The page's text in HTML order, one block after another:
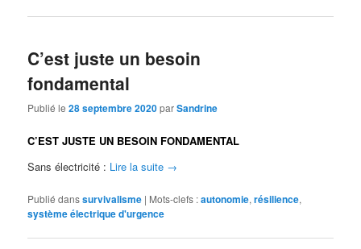
C’est juste un besoin
fondamental
Publié le28 septembre 2020parSandrine
C’EST JUSTE UN BESOIN FONDAMENTAL
Sans électricité : Lire la suite →
Publié danssurvivalisme | Mots-clefs :autonomie,résilience,
système électrique d'urgence